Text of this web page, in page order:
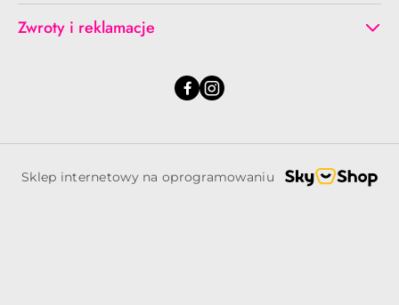
Zwroty i reklamacje
Sklep internetowy na oprogramowaniu